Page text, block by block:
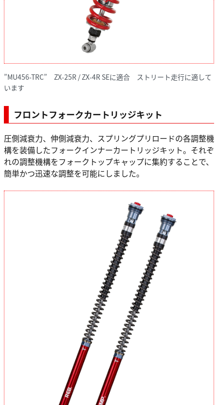
”MU456-TRC” ZX-25R / ZX-4R SEに適合 ストリート走行に適して
います
フロントフォークカートリッジキット
圧側減衰力、伸側減衰力、スプリングプリロードの各調整機
構を装備したフォークインナーカートリッジキット。それぞ
れの調整機構をフォークトップキャップに集約することで、
簡単かつ迅速な調整を可能にしました。